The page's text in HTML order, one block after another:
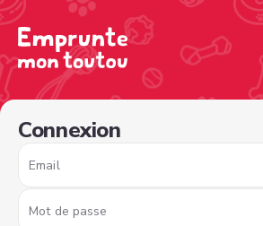
Connexion
Email
Mot de passe
/sign-in?nextPage=%2Fview-